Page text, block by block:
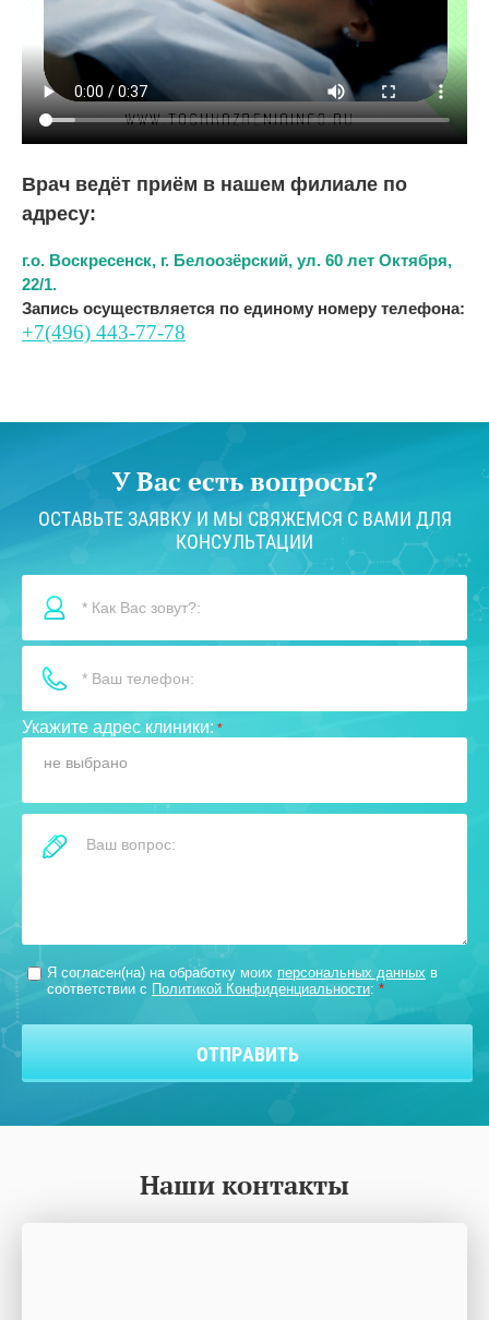
Врач ведёт приём в нашем филиале по
адресу:
г.о. Воскресенск, г. Белоозёрский, ул. 60 лет Октября,
22/1.
Запись осуществляется по единому номеру телефона:
+7(496) 443-77-78
У Вас есть вопросы?
ОСТАВЬТЕ ЗАЯВКУ И МЫ СВЯЖЕМСЯ С ВАМИ ДЛЯ
КОНСУЛЬТАЦИИ
Укажите адрес клиники: *
не выбрано
Я согласен(на) на обработку моих персональных данных в
соответствии с Политикой Конфиденциальности: *
ОТПРАВИТЬ
Наши контакты